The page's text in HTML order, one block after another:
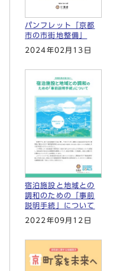
パンフレット「京都
市の市街地整備」
2024年02月13日
宿泊施設と地域との
調和のための「事前
説明手続」について
2022年09月12日